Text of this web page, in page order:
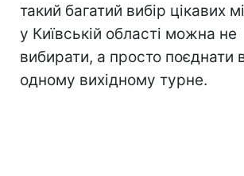
такий багатий вибір цікавих
у Київській області можна не
вибирати, а просто поєднати
одному вихідному турне.